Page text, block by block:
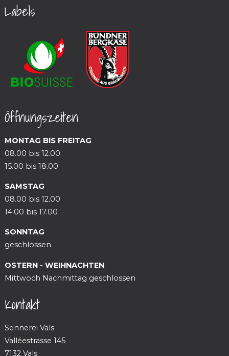
Labels
Öffnungszeiten
MONTAG BIS FREITAG
08.00 bis 12.00
15.00 bis 18.00
SAMSTAG
08.00 bis 12.00
14.00 bis 17.00
SONNTAG
geschlossen
OSTERN - WEIHNACHTEN
Mittwoch Nachmittag geschlossen
Kontakt
Sennerei Vals
Valléestrasse 145
7132 Vals